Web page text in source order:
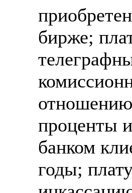
бирже;
проценты
банком
годы;